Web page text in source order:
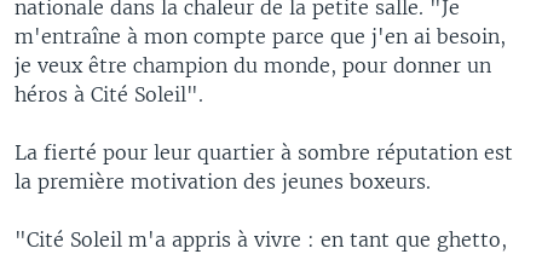
nationale dans la chaleur de la petite salle. "Je
m'entraîne à mon compte parce que j'en ai besoin,
je veux être champion du monde, pour donner un
héros à Cité Soleil".
La fierté pour leur quartier à sombre réputation est
la première motivation des jeunes boxeurs.
"Cité Soleil m'a appris à vivre : en tant que ghetto,